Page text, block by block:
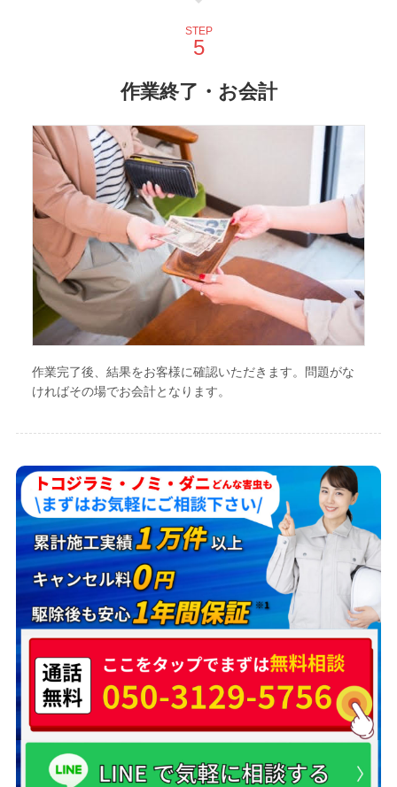
STEP
作業終了・お会計
作業完了後、結果をお客様に確認いただきます。問題がな
ければその場でお会計となります。